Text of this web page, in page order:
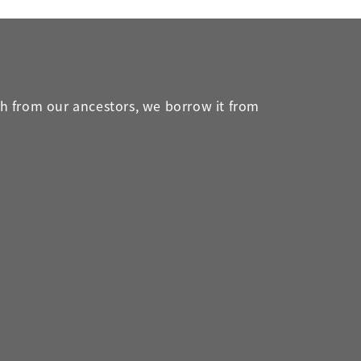
from our ancestors, we borrow it from